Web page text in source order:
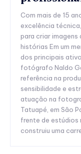
Com mais de 15
excelência
para criar imagens
histórias Em um
dos principais
fotógrafo Naldo
referência na
sensibilidade e
atuação na
Tatuapé, em São
frente de estúdios
construiu uma